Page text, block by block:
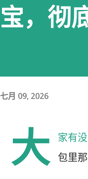
宝，彻
七月 09, 2026
大
家有
包里